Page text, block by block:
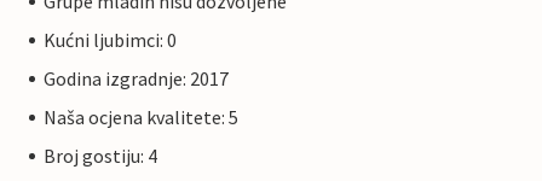
Kućni ljubimci: 0
Godina izgradnje: 2017
Naša ocjena kvalitete: 5
Broj gostiju: 4